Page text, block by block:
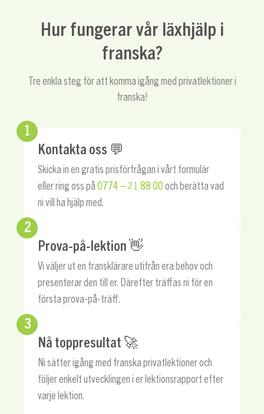
Hur fungerar vår läxhjälp i
franska?
Tre enkla steg för att komma igång med privatlektioner i
franska!
1
Kontakta oss 💬
Skicka in en gratis prisförfrågan i vårt formulär
eller ring oss på0774 – 21 88 00och berätta vad
ni vill ha hjälp med.
2
Prova-på-lektion 👋
Vi väljer ut en fransklärare utifrån era behov och
presenterar den till er. Därefter träffas ni för en
första prova-på-träff.
3
Nå toppresultat 🚀
Ni sätter igång med franska privatlektioner och
följer enkelt utvecklingen i er lektionsrapport efter
varje lektion.